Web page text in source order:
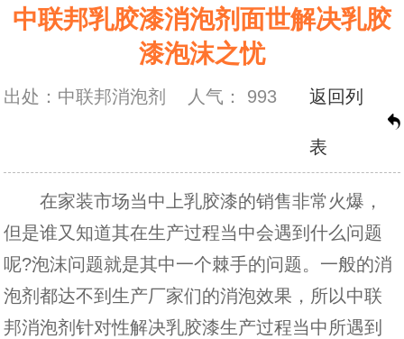
中联邦乳胶漆消泡剂面世解决乳胶
漆泡沫之忧
出处：中联邦消泡剂 人气： 993 返回列
表
在家装市场当中上乳胶漆的销售非常火爆，
但是谁又知道其在生产过程当中会遇到什么问题
呢?泡沫问题就是其中一个棘手的问题。一般的消
泡剂都达不到生产厂家们的消泡效果，所以中联
邦消泡剂针对性解决乳胶漆生产过程当中所遇到